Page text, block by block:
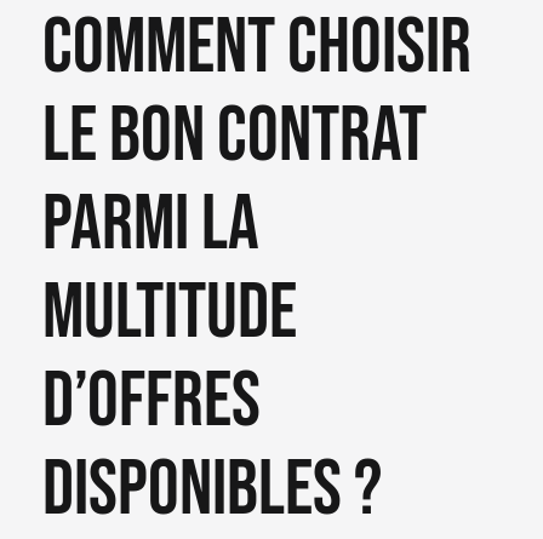
Comment choisir
le bon contrat
parmi la
multitude
d’offres
disponibles ?